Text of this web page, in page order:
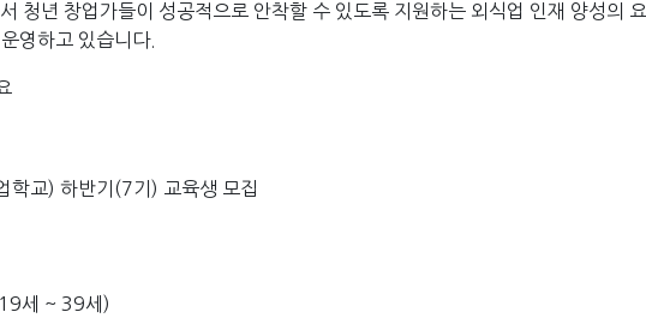
청년 창업가들이 성공적으로 안착할 수 있도록 지원하는 외식업 인재 양성의
영하고 있습니다.
학교) 하반기(7기) 교육생 모집
세 ~ 39세)